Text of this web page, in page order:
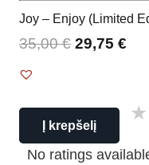
Joy – Enjoy (Limited
35,00€ 29,75 €
Į krepšelį
No ratings